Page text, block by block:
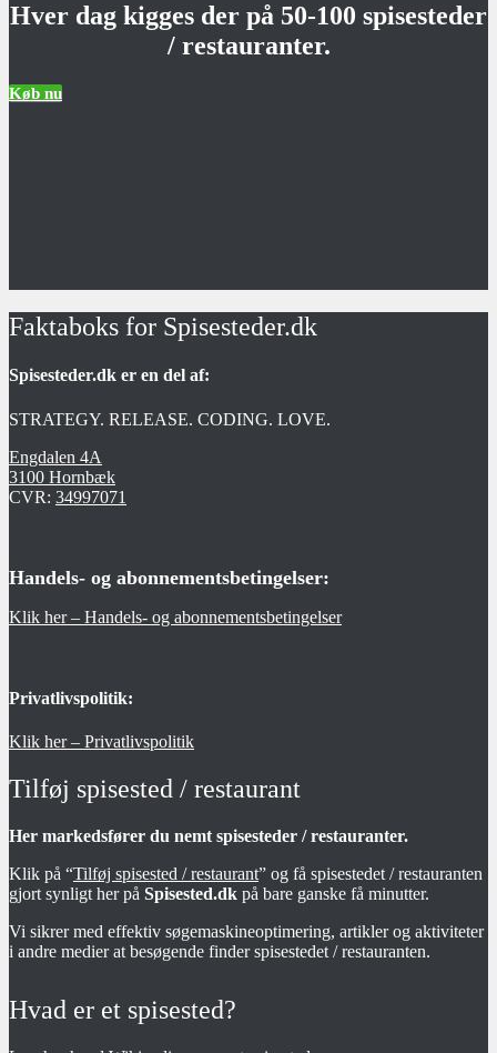
Hver dag kigges der på 50-100 spisesteder
/ restauranter.
Køb nu
Faktaboks for Spisesteder.dk
Spisesteder.dk er en del af:
STRATEGY. RELEASE. CODING. LOVE.
Engdalen 4A
3100 Hornbæk
CVR: 34997071
Handels- og abonnementsbetingelser:
Klik her – Handels- og abonnementsbetingelser
Privatlivspolitik:
Klik her – Privatlivspolitik
Tilføj spisested / restaurant
Her markedsfører du nemt spisesteder / restauranter.
Klik på “Tilføj spisested / restaurant” og få spisestedet / restauranten
gjort synligt her på Spisested.dk på bare ganske få minutter.
Vi sikrer med effektiv søgemaskineoptimering, artikler og aktiviteter
i andre medier at besøgende finder spisestedet / restauranten.
Hvad er et spisested?